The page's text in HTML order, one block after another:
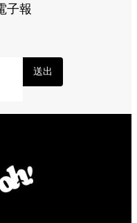
子報
送出